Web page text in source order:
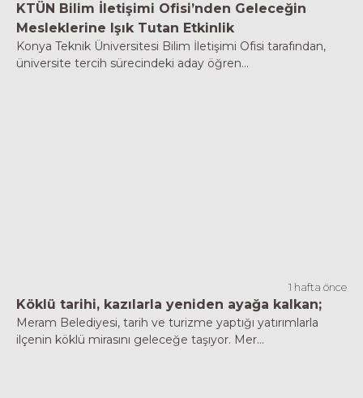
KTÜN Bilim İletişimi Ofisi’nden Geleceğin
Mesleklerine Işık Tutan Etkinlik
Konya Teknik Üniversitesi Bilim İletişimi Ofisi tarafından,
üniversite tercih sürecindeki aday öğren...
1 hafta önce
Köklü tarihi, kazılarla yeniden ayağa kalkan;
Meram Belediyesi, tarih ve turizme yaptığı yatırımlarla
ilçenin köklü mirasını geleceğe taşıyor. Mer...